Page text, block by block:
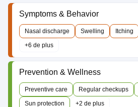
Symptoms & Behavior
Nasal discharge Swelling Itching
+6 de plus
Prevention & Wellness
Preventive care Regular checkups
Sun protection
+2 de plus